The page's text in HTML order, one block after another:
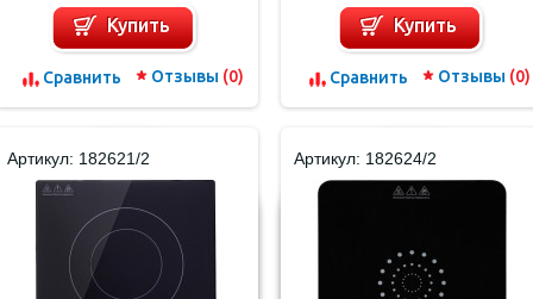
Купить
Cравнить Отзывы (0)
Купить
Cравнить Отзывы (0)
Артикул: 182621/2 Артикул: 182624/2